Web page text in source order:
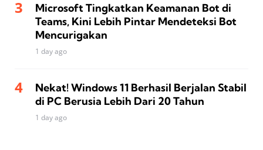
Microsoft Tingkatkan Keamanan Bot di
Teams, Kini Lebih Pintar Mendeteksi Bot
Mencurigakan
1 day ago
Nekat! Windows 11 Berhasil Berjalan Stabil
di PC Berusia Lebih Dari 20 Tahun
1 day ago